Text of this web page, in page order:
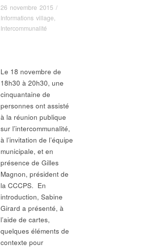
26 novembre 2015 /
Informations village,
Intercommunalité
Le 18 novembre de
18h30 à 20h30, une
cinquantaine de
personnes ont assisté
à la réunion publique
sur l’intercommunalité,
à l’invitation de l’équipe
municipale, et en
présence de Gilles
Magnon, président de
la CCCPS. En
introduction, Sabine
Girard a présenté, à
l’aide de cartes,
quelques éléments de
contexte pour